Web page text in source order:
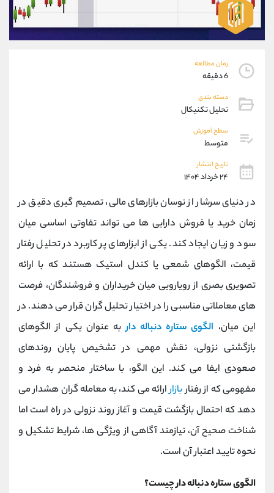
زمان مطالعه
6 دقیقه
دسته بندی
تحلیل تکنیکال
سطح آموزش
متوسط
تاریخ انتشار
۲۴ خرداد ۱۴۰۴
در دنیای سرشار از نوسان بازارهای مالی، تصمیم‌ گیری دقیق در
زمان خرید یا فروش دارایی‌ ها می‌ تواند تفاوتی اساسی میان
سود و زیان ایجاد کند. یکی از ابزارهای پر کاربرد در تحلیل رفتار
قیمت، الگوهای شمعی یا کندل استیک هستند که با ارائه
تصویری بصری از رویارویی میان خریداران و فروشندگان، فرصت‌
های معاملاتی مناسبی را در اختیار تحلیل‌ گران قرار می‌ دهند. در
این میان، الگوی ستاره دنباله داربه عنوان یکی از الگوهای
بازگشتی نزولی، نقش مهمی در تشخیص پایان روندهای
صعودی ایفا می‌ کند. این الگو، با ساختار منحصر به فرد و
مفهومی که از رفتاربازارارائه می کند، به معامله‌ گران هشدار می‌
دهد که احتمال بازگشت قیمت و آغاز روند نزولی در راه است اما
شناخت صحیح آن، نیازمند آگاهی از ویژگی‌ ها، شرایط تشکیل و
نحوه تایید اعتبار آن است.
الگوی ستاره دنباله دار چیست؟
09194198792
واتساپ
تلگرام @Armteam_admin_33
پشتیبان فروش
موبایل
اطلاعات تماس
تلفن 021-22021030
021-22021040
بدون پیش شماره
اینستاگرام @alireza.mehrabii
کانال تلگرام @alirezamehrabi_com
@alirezamehrabi_official